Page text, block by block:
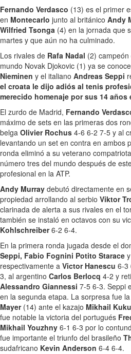
Fernando Verdasco (13) es el primer
en Montecarlo junto al británico Andy
Wilfried Tsonga (4) en la jornada que
martes y que aún no ha culminado.
Los rivales de Rafa Nadal (2)
mundo Novak Djokovic (1) ya se
Nieminen y el italiano Andreas Seppi
el croata le dijo adiós al tenis
merecido homenaje por sus 14 años
El zurdo de Madrid, Fernando
máximo de sets en las primeras dos
belga Olivier Rochus 4-6 6-2 7-5 y al
levantando un set en contra en ambos
ronda eliminó a su veterano compatriota
número tres del mundo después de
profesional en la ATP.
Andy Murray debutó directamente en
propiedad arrollando al serbio Viktor
clarinada de alerta a sus rivales en el
también se instaló en octavos con su
Kohlschreiber6-2 6-4.
En la primera ronda jugada desde el
Seppi, Fabio Fognini Potito Starace
respectivamente a Victor Hanescu 6-3
3, al argentino Carlos Berlocq 4-2 y
Alessandro Giannessi 7-5 6-3. Seppi
en la segunda etapa. La sorpresa fue
Mayer (14) ante el kazajo Mikhail
fue notable la victoria del portugués
Mikhail Youzhny 6-1 6-3 por lo
fue importante el triunfo del brasileño
sudafricano Kevin Anderson 6-4 6-4.